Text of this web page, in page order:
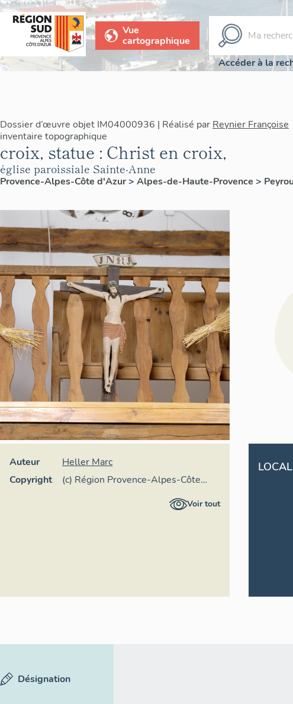
Vue
cartographique
Accéder à la
Dossier d’œuvre objet IM04000936 | Réalisé par Reynier Françoise
inventaire topographique
croix, statue : Christ en croix,
église paroissiale Sainte-Anne
Provence-Alpes-Côte d'Azur> Alpes-de-Haute-Provence >
Auteur
Heller Marc
Copyright
(c) Région Provence-Alpes-Côte
d'Azur - Inventaire général
Voir tout
Désignation